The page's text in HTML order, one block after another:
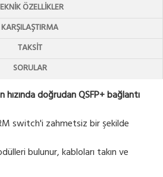
ÖZELLIKLER
KARŞILAŞTIRMA
TAKSIT
SORULAR
doğrudan QSFP+ bağlantı
switch'i zahmetsiz bir şekilde
bulunur, kabloları takın ve